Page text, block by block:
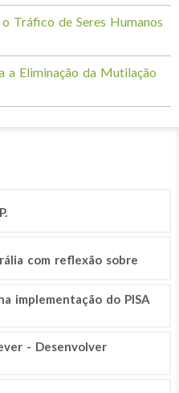
Tráfico de Seres Humanos
a Eliminação da Mutilação
com reflexão sobre
implementação do PISA
- Desenvolver